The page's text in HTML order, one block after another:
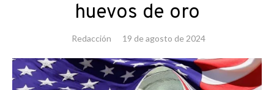
huevos de oro
Redacción 19 de agosto de 2024